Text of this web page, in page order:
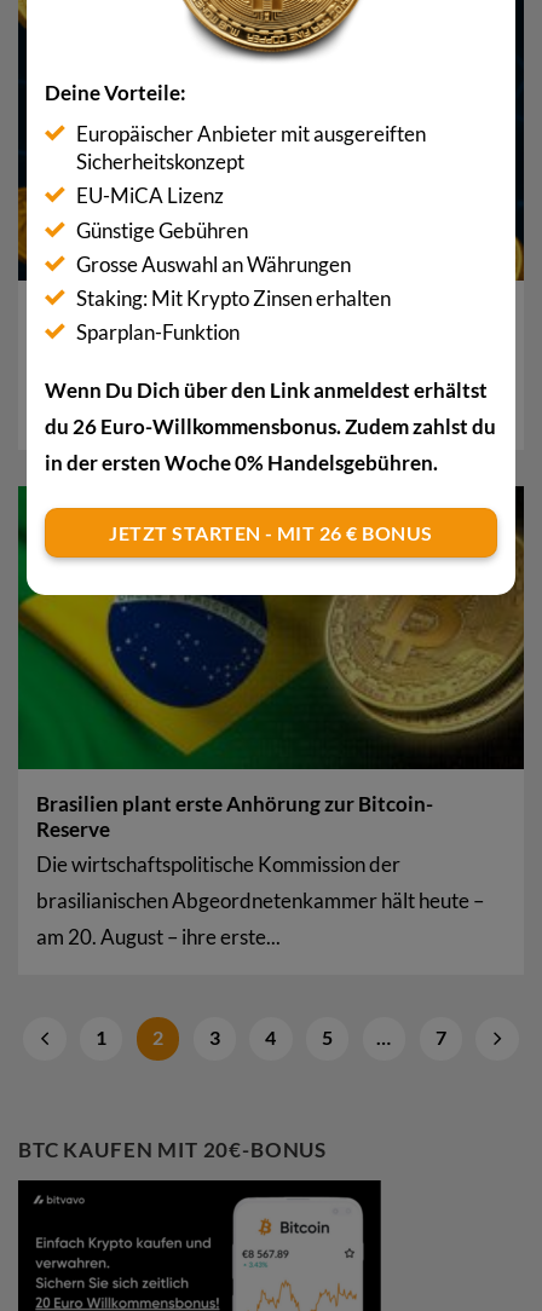
Bitcoin Anzahl: Warum es nur 21 Millionen BTC
gibt
Brasilien plant erste Anhörung zur Bitcoin-
Reserve
Die wirtschaftspolitische Kommission der
brasilianischen Abgeordnetenkammer hält heute –
am 20. August – ihre erste...
1 2 3 4 5 … 7
BTC KAUFEN MIT 20€-BONUS
Deine Vorteile:
Europäischer Anbieter mit ausgereiften
Sicherheitskonzept
EU-MiCA Lizenz
Günstige Gebühren
Grosse Auswahl an Währungen
Staking: Mit Krypto Zinsen erhalten
Sparplan-Funktion
Wenn Du Dich über den Link anmeldest erhältst
du 26 Euro-Willkommensbonus. Zudem zahlst du
in der ersten Woche 0% Handelsgebühren.
JETZT STARTEN - MIT 26 € BONUS